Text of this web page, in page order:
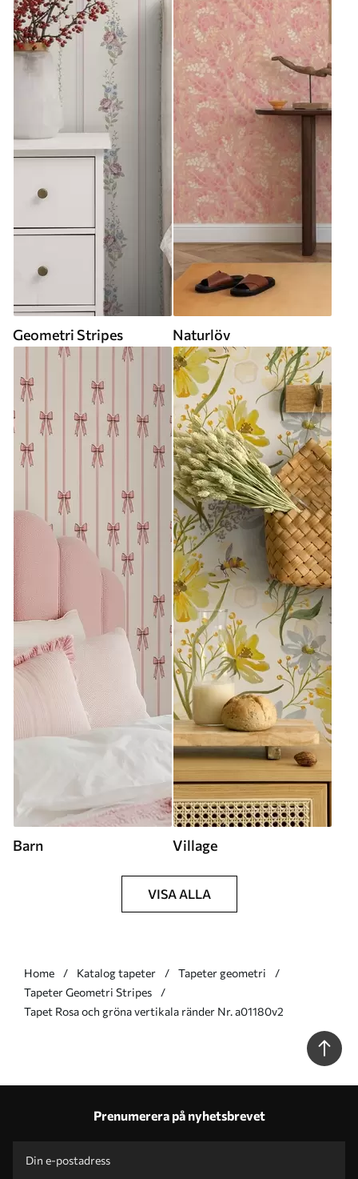
Geometri Stripes Naturlöv
Barn Village
VISA ALLA
Home Katalog tapeter
Tapeter geometri
Tapeter Geometri Stripes
Tapet Rosa och gröna vertikala ränder Nr. a01180v2
Prenumerera på nyhetsbrevet